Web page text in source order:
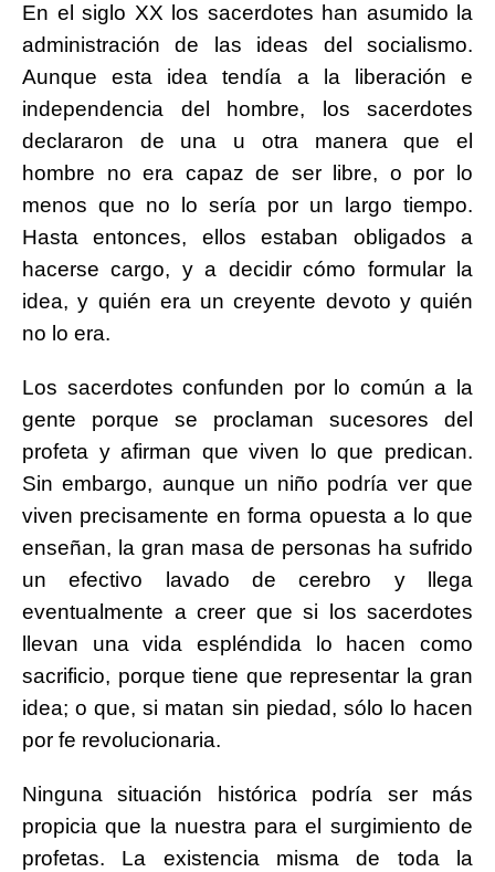
En el siglo XX los sacerdotes han asumido la
administración de las ideas del socialismo.
Aunque esta idea tendía a la liberación e
independencia del hombre, los sacerdotes
declararon de una u otra manera que el
hombre no era capaz de ser libre, o por lo
menos que no lo sería por un largo tiempo.
Hasta entonces, ellos estaban obligados a
hacerse cargo, y a decidir cómo formular la
idea, y quién era un creyente devoto y quién
no lo era.
Los sacerdotes confunden por lo común a la
gente porque se proclaman sucesores del
profeta y afirman que viven lo que predican.
Sin embargo, aunque un niño podría ver que
viven precisamente en forma opuesta a lo que
enseñan, la gran masa de personas ha sufrido
un efectivo lavado de cerebro y llega
eventualmente a creer que si los sacerdotes
llevan una vida espléndida lo hacen como
sacrificio, porque tiene que representar la gran
idea; o que, si matan sin piedad, sólo lo hacen
por fe revolucionaria.
Ninguna situación histórica podría ser más
propicia que la nuestra para el surgimiento de
profetas. La existencia misma de toda la